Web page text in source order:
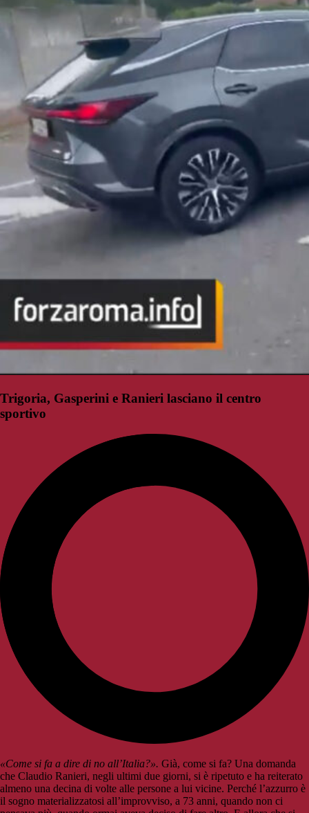
Trigoria, Gasperini e Ranieri lasciano il centro
sportivo
«Come si fa a dire di no all’Italia?». Già, come si fa? Una domanda
che Claudio Ranieri, negli ultimi due giorni, si è ripetuto e ha reiterato
almeno una decina di volte alle persone a lui vicine. Perché l’azzurro è
il sogno materializzatosi all’improvviso, a 73 anni, quando non ci